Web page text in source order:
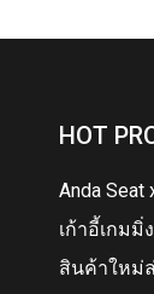
HOT
Anda Seat
เก้าอี้เกมมิ่
สินค้าใหม่